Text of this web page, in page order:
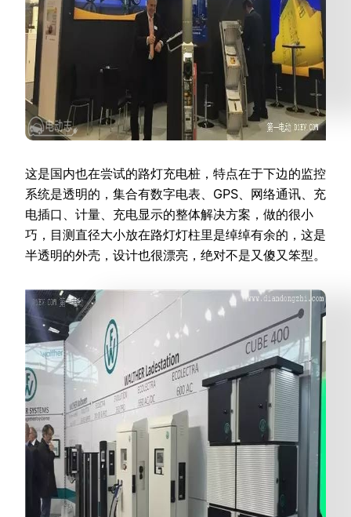
这是国内也在尝试的路灯充电桩，特点在于下边的监控
系统是透明的，集合有数字电表、GPS、网络通讯、充
电插口、计量、充电显示的整体解决方案，做的很小
巧，目测直径大小放在路灯灯柱里是绰绰有余的，这是
半透明的外壳，设计也很漂亮，绝对不是又傻又笨型。